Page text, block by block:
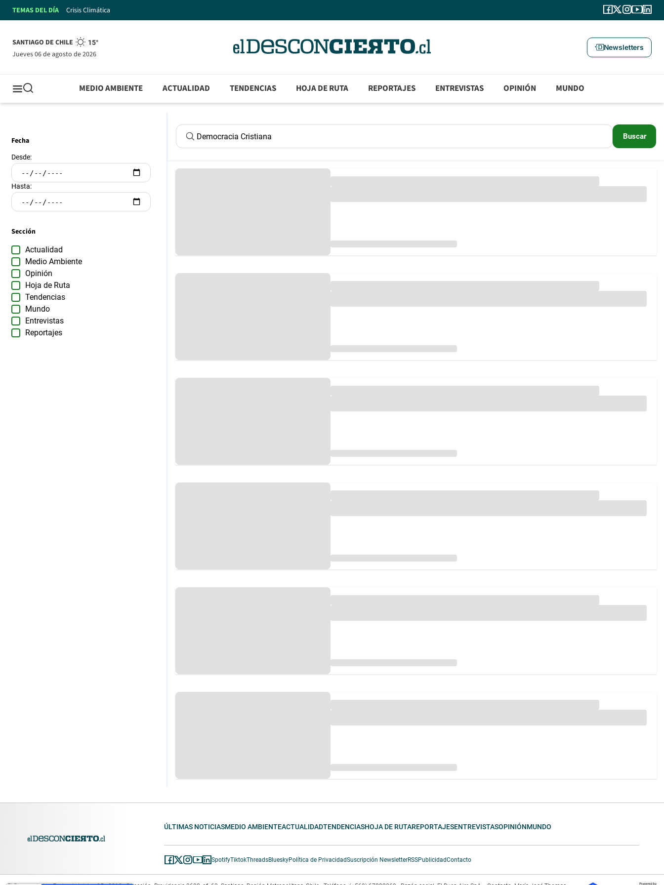
TEMAS DEL DÍA Crisis Climática
SANTIAGO DE CHILE 15°
jueves 06 de agosto de 2026
Newsletters
MEDIO AMBIENTE ACTUALIDAD TENDENCIAS HOJA DE RUTA REPORTAJES ENTREVISTAS OPINIÓN MUNDO
Fecha
Desde:
Hasta:
Sección
Actualidad
Medio Ambiente
Opinión
Hoja de Ruta
Tendencias
Mundo
Entrevistas
Reportajes
Buscar
ÚLTIMAS NOTICIASMEDIO AMBIENTEACTUALIDADTENDENCIASHOJA DE RUTAREPORTAJESENTREVISTASOPINIÓNMUNDO
SpotifyTiktokThreadsBlueskyPolítica de PrivacidadSuscripción NewsletterRSSPublicidadContacto